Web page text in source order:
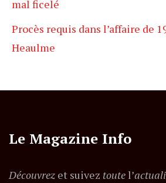
mal ficelé
Procès requis dans l’affaire de
Heaulme
Le Magazine Info
Découvrez et suivez toutel’